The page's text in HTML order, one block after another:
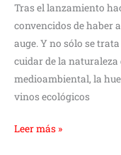
Tras el lanzamiento
convencidos de haber
auge. Y no sólo se
cuidar de la naturaleza
medioambiental, la
vinos ecológicos
Leer más »